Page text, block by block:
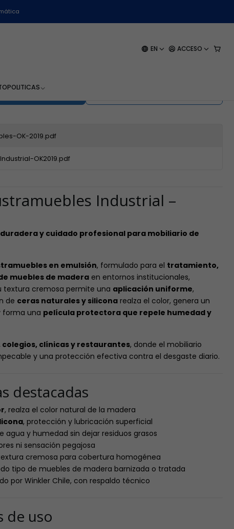
EN ACCESO
POLITICAS
Industrial - Wk-580 -
AL CARRO
OK-2019.pdf
OK2019.pdf
Industrial –
y cuidado profesional para mobiliario de
en emulsión, formulado para el tratamiento,
muebles de maderaen entornos institucionales,
textura cremosa permite una aplicación uniforme,
de ceras naturales y siliconarealza el color, genera un
forma una película protectora que repele humedad y
clínicas y restaurantes, donde el mobiliario
y una protección efectiva contra el desgaste diario.
destacadas
, realza el color natural de la madera
, protección y lubricación superficial
agua y humedad sin dejar residuos grasos
ni sensación pegajosa
cremosa para cobertura homogénea
tipo de muebles de madera barnizada o tratada
por Winkler Chile, con respaldo técnico
de uso